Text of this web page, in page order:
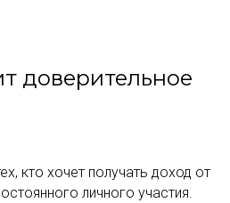
доверительное
кто хочет получать доход от
личного участия.